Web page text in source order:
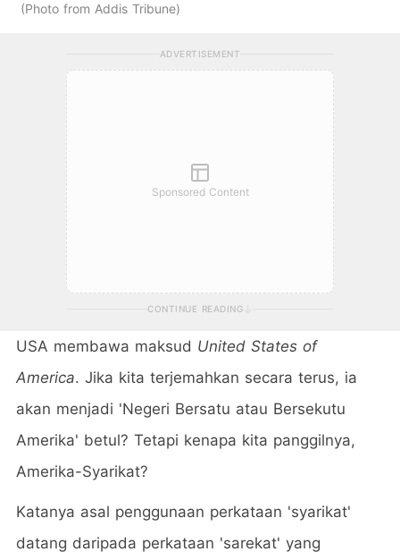
Photo from Addis Tribune
ADVERTISEMENT
Sponsored Content
CONTINUE READING
USA membawa maksud United States of
America. Jika kita terjemahkan secara terus, ia
akan menjadi 'Negeri Bersatu atau Bersekutu
Amerika' betul? Tetapi kenapa kita panggilnya,
Amerika-Syarikat?
Katanya asal penggunaan perkataan 'syarikat'
datang daripada perkataan 'sarekat' yang